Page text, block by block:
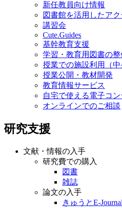
新任教員向け情報
図書館を活用したア
講習会
Cute.Guides
基幹教育支援
学習・教育用図書の整
授業での施設利用（中
授業公開・教材開発
教育情報サービス
自宅で使える電子コ
オンラインでのご相談
研究支援
文献・情報の入手
研究費での購入
図書
雑誌
論文の入手
きゅうとE-